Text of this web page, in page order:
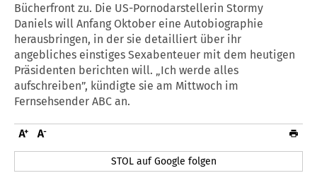
Bücherfront zu. Die US-Pornodarstellerin Stormy
Daniels will Anfang Oktober eine Autobiographie
herausbringen, in der sie detailliert über ihr
angebliches einstiges Sexabenteuer mit dem heutigen
Präsidenten berichten will. „Ich werde alles
aufschreiben”, kündigte sie am Mittwoch im
Fernsehsender ABC an.
STOL auf Google folgen